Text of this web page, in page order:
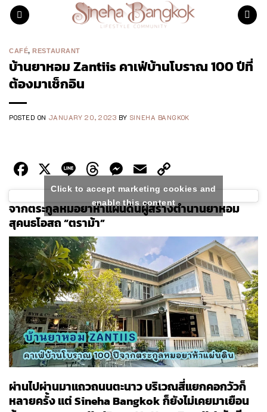
Skip
CAFÉ,RESTAURANT
บ้านยาหอม Zantiis คาเฟ่บ้านโบราณ 100 ปีที่
ต้องมาเช็กอิน
POSTED ON JANUARY 20, 2023 BY SINEHA BANGKOK
Facebook
X LineThreads
Messenger
Email
Copy
Link
Click to accept marketing cookies and
enable this content
จากตระกูลหมอยาห้าแผ่นดินผู้สร้างตำนานยาหอม
สุคนธโอสถ“ตราม้า”